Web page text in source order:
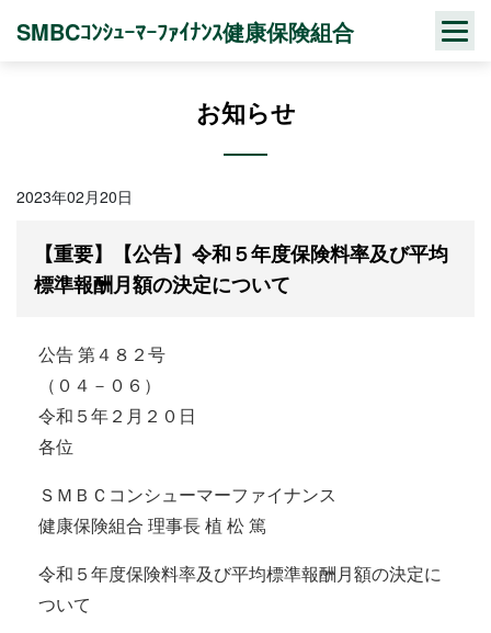
SMBCｺﾝｼｭｰﾏｰﾌｧｲﾅﾝｽ健康保険組合
お知らせ
2023年02月20日
【重要】【公告】令和５年度保険料率及び平均
標準報酬月額の決定について
公告 第４８２号
（０４－０６）
令和５年２月２０日
各位
ＳＭＢＣコンシューマーファイナンス
健康保険組合 理事長 植 松 篤
令和５年度保険料率及び平均標準報酬月額の決定に
ついて